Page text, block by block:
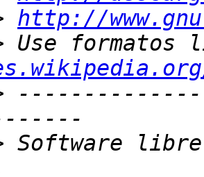
http://
Software